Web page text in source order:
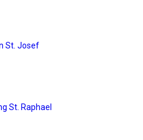
St. Josef
St. Raphael